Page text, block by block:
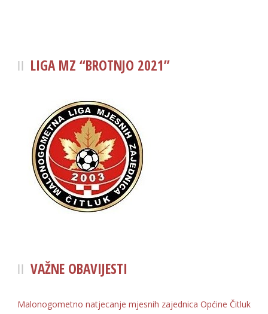
LIGA MZ “BROTNJO 2021”
VAŽNE OBAVIJESTI
Malonogometno natjecanje mjesnih zajednica Općine Čitluk